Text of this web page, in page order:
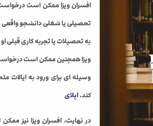
افسران ویزا ممکن است درخواست
تحصیلی یا شغلی دانشجو واقعی
به تحصیلات یا تجربه کاری
ویزا همچنین ممکن است درخواست
وسیله ای برای ورود به ایالات
کند.اپلای
در نهایت، افسران ویزا نیز